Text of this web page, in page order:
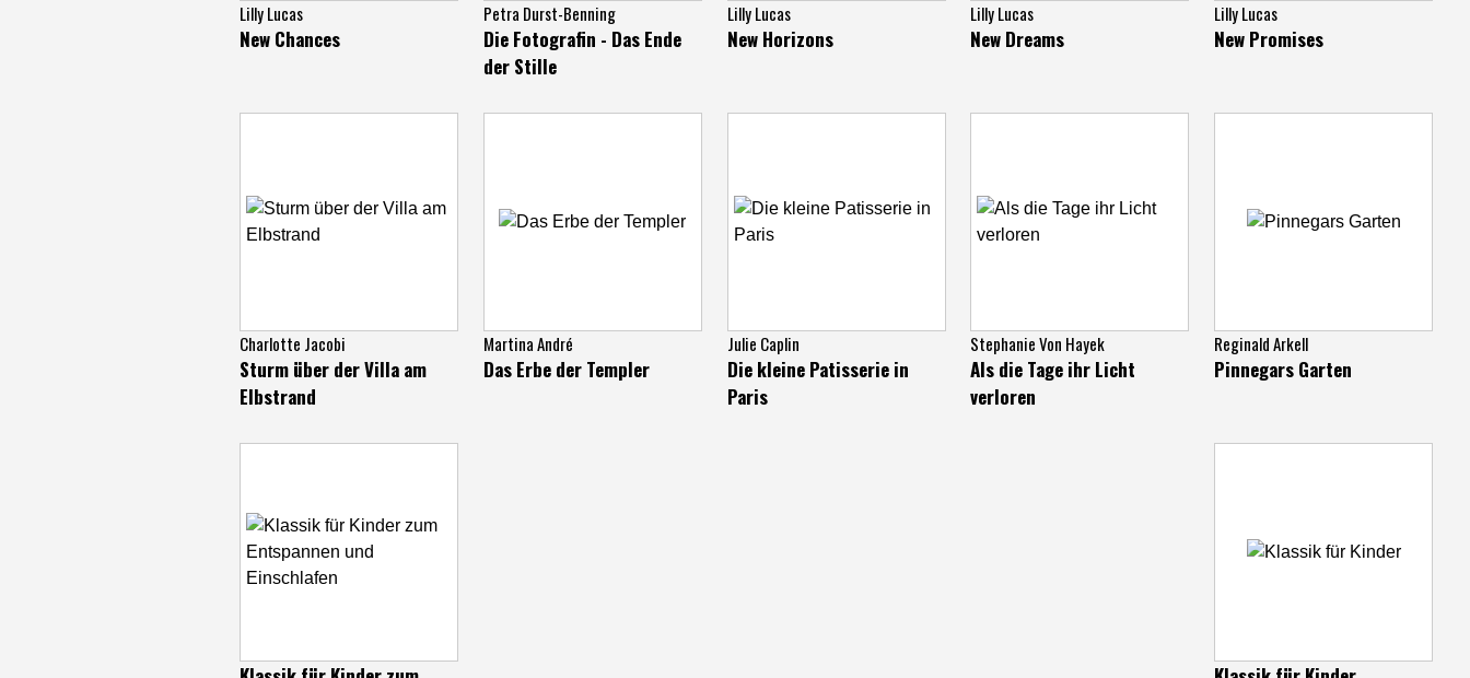
Lilly Lucas
New Chances
Petra Durst-Benning
Die Fotografin - Das Ende
der Stille
Lilly Lucas
New Horizons
Lilly Lucas
New Dreams
Lilly Lucas
New Promises
Charlotte Jacobi
Sturm über der Villa am
Elbstrand
Martina André
Das Erbe der Templer
Julie Caplin
Die kleine Patisserie in
Paris
Stephanie Von Hayek
Als die Tage ihr Licht
verloren
Reginald Arkell
Pinnegars Garten